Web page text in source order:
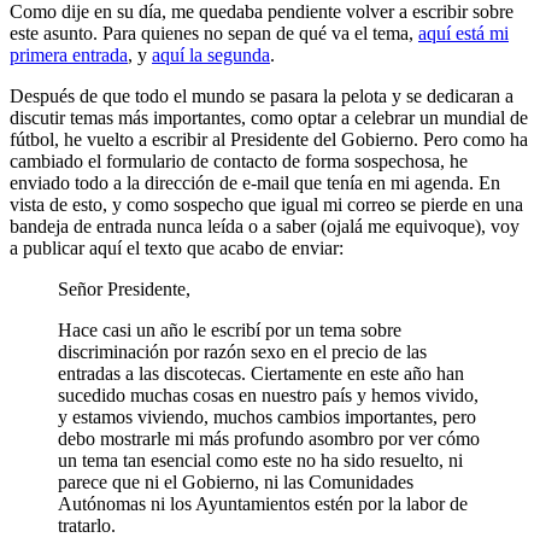
Como dije en su día, me quedaba pendiente volver a escribir sobre
este asunto. Para quienes no sepan de qué va el tema, aquí está mi
primera entrada, y aquí la segunda.
Después de que todo el mundo se pasara la pelota y se dedicaran a
discutir temas más importantes, como optar a celebrar un mundial de
fútbol, he vuelto a escribir al Presidente del Gobierno. Pero como ha
cambiado el formulario de contacto de forma sospechosa, he
enviado todo a la dirección de e-mail que tenía en mi agenda. En
vista de esto, y como sospecho que igual mi correo se pierde en una
bandeja de entrada nunca leída o a saber (ojalá me equivoque), voy
a publicar aquí el texto que acabo de enviar:
Señor Presidente,
Hace casi un año le escribí por un tema sobre
discriminación por razón sexo en el precio de las
entradas a las discotecas. Ciertamente en este año han
sucedido muchas cosas en nuestro país y hemos vivido,
y estamos viviendo, muchos cambios importantes, pero
debo mostrarle mi más profundo asombro por ver cómo
un tema tan esencial como este no ha sido resuelto, ni
parece que ni el Gobierno, ni las Comunidades
Autónomas ni los Ayuntamientos estén por la labor de
tratarlo.